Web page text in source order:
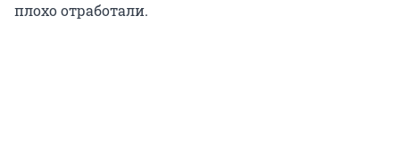
плохо отработали.